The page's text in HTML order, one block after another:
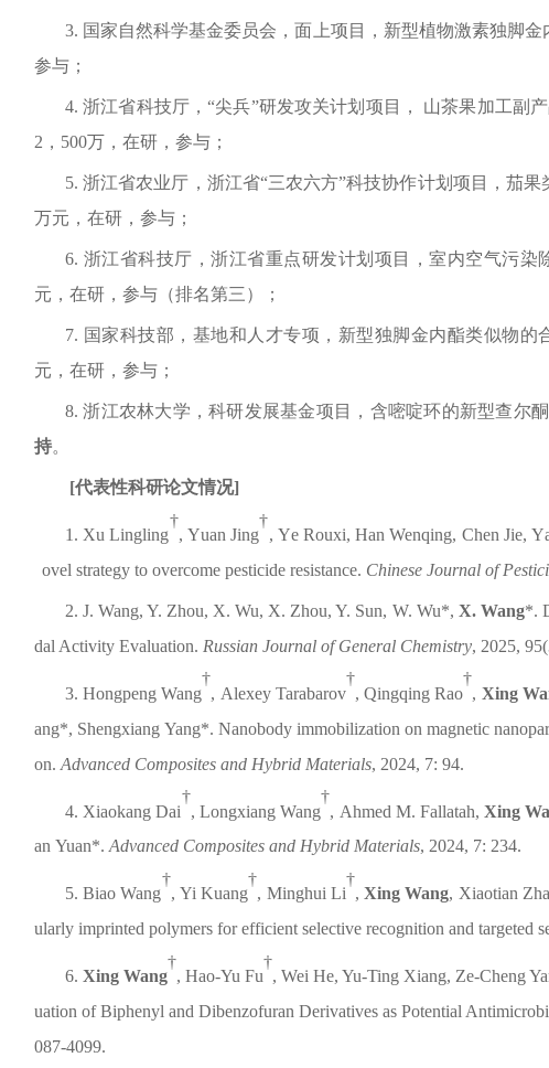
3. 国家自然科学基金委员会，面上项目，新型植物激素独脚金
参与；
4.浙江省科技厅，“尖兵”研发攻关计划项目， 山茶果加工副
2 ， 500万，在研，参与；
5.浙江省农业厅，浙江省“三农六方”科技协作计划项目， 茄果
万元，在研，参与；
6. 浙江省科技厅 ，浙江省重点研发计划项目， 室内空气污染
元，在研，参与（排名第三）；
7. 国家科技部，基地和人才专项，新型独脚金内酯类似物的
元，在研，参与；
8.浙江农林大学 ，科研发展基金项目 ， 含嘧啶环的新型查尔
持。
[代表性科研论文情况]
1. Xu Lingling
†
,Yuan Jing
†
, YeRouxi,Han Wenqing, Chen Jie,Y
ovel strategy to overcome pesticide resistance. Chinese Journal of
2. J. Wang, Y. Zhou, X. Wu, X. Zhou, Y. Sun, W. Wu*, X. Wang*.
dal Activity Evaluation. Russian Journal of General Chemistry, 2025, 95(
3.Hongpeng Wang
†
, Alexey Tarabarov
†
,Qingqing Rao
†
, Xing
ang*, Shengxiang Yang*. Nanobody immobilization on magnetic
on. Advanced Composites and Hybrid Materials, 2024, 7: 94.
4. Xiaokang Dai
†
Longxiang Wang
†
Ahmed M. Fallatah ,Xing
an Yuan*. Advanced Composites and Hybrid Materials, 2024, 7: 234.
5. Biao Wang
†
, Yi Kuang
†
, Minghui Li
†
,Xing Wang, Xiaotian
ularly imprinted polymers for efficient selective recognition and targeted
6. Xing Wang
†
, Hao-Yu Fu
†
, Wei He, Yu-Ting Xiang, Ze-Cheng
uation of Biphenyl and Dibenzofuran Derivatives as Potential
087-4099.